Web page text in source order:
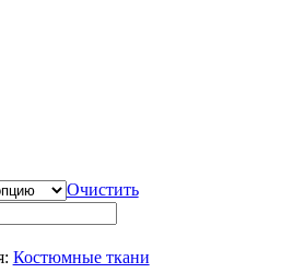
Очистить
Костюмные ткани